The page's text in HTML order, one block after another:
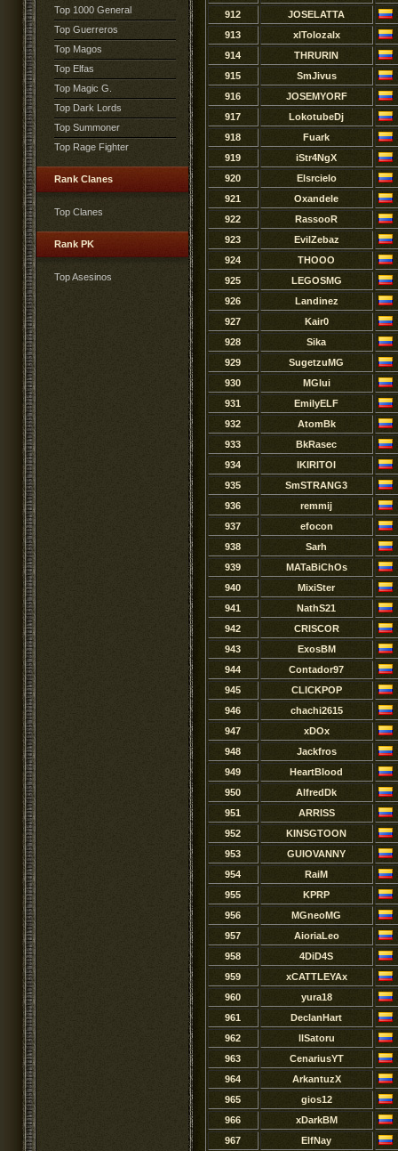
Top 1000 General
Top Guerreros
Top Magos
Top Elfas
Top Magic G.
Top Dark Lords
Top Summoner
Top Rage Fighter
Rank Clanes
Top Clanes
Rank PK
Top Asesinos
912
JOSELATTA
913
xlTolozalx
914
THRURIN
915
SmJivus
916
JOSEMYORF
917
LokotubeDj
918
Fuark
919
iStr4NgX
920
Elsrcielo
921
Oxandele
922
RassooR
923
EvilZebaz
924
THOOO
925
LEGOSMG
926
Landinez
927
Kair0
928
Sika
929
SugetzuMG
930
MGlui
931
EmilyELF
932
AtomBk
933
BkRasec
934
IKIRITOI
935
SmSTRANG3
936
remmij
937
efocon
938
Sarh
939
MATaBiChOs
940
MixiSter
941
NathS21
942
CRISCOR
943
ExosBM
944
Contador97
945
CLICKPOP
946
chachi2615
947
xDOx
948
Jackfros
949
HeartBlood
950
AlfredDk
951
ARRISS
952
KINSGTOON
953
GUIOVANNY
954
RaiM
955
KPRP
956
MGneoMG
957
AioriaLeo
958
4DiD4S
959
xCATTLEYAx
960
yura18
961
DeclanHart
962
llSatoru
963
CenariusYT
964
ArkantuzX
965
gios12
966
xDarkBM
967
ElfNay